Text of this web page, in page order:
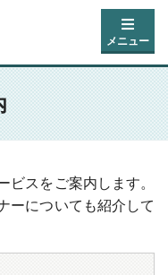
メニュー
スをご案内します。
ーについても紹介して